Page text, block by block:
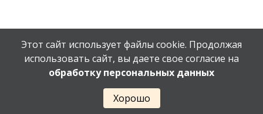
© Орехово-Зуевский железнодорожный техникум им.
В.И.Бондаренко
Сайт создан вEV-DV.RU
Этот сайт использует файлы cookie. Продолжая
использовать сайт, вы даете свое согласие на
обработку персональных данных
Хорошо